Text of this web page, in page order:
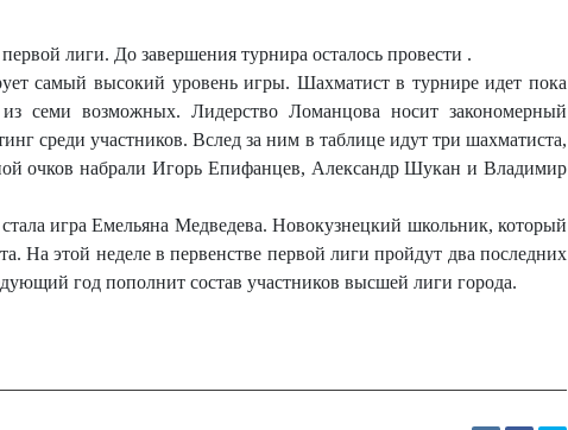
лиги. До завершения турнира осталось провести .
самый высокий уровень игры. Шахматист в турнире идет пока
семи возможных. Лидерство Ломанцова носит закономерный
среди участников. Вслед за ним в таблице идут три шахматиста,
очков набрали Игорь Епифанцев, Александр Шукан и Владимир
игра Емельяна Медведева. Новокузнецкий школьник, который
На этой неделе в первенстве первой лиги пройдут два последних
год пополнит состав участников высшей лиги города.